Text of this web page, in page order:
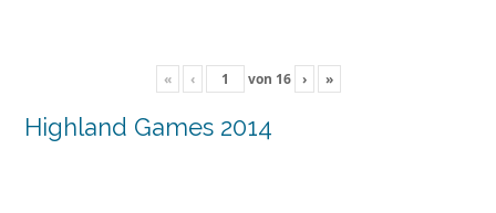
« ‹ von 16 › »
Highland Games 2014